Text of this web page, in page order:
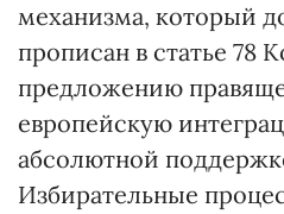
механизма, который
прописан в статье 78
предложению
европейскую
абсолютной
Избирательные